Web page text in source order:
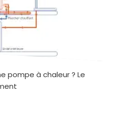
pompe à chaleur ? Le